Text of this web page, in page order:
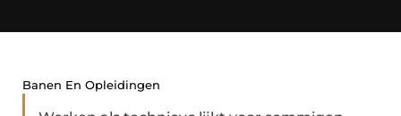
Banen En Opleidingen